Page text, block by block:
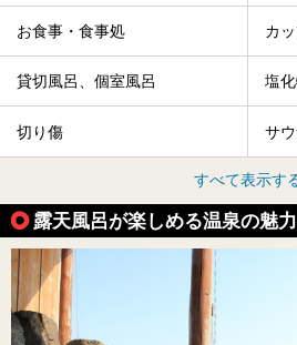
お食事・食事処 カ
貸切風呂、個室風呂 塩
切り傷 サ
すべて表示す
露天風呂が楽しめる温泉の魅力